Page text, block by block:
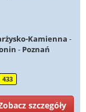
Kamienna -
- Poznań
433
szczegóły